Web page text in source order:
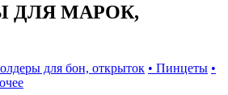
ДЛЯ МАРОК,
для бон, открыток • Пинцеты •